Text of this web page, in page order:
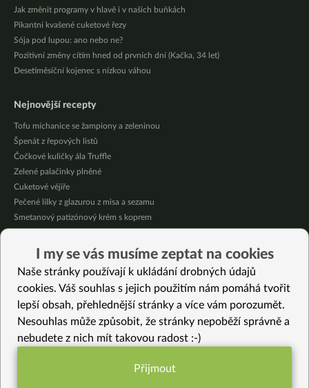
Jak změnit programy v hlavě i v našich buňkách
Pikantní kvašené cuketové řezy
Sója pod lupou: ano nebo ne?
Pozitivní změny cítím hned od prvních dní (Kačka, 34 let)
Desetiměsíční kojenec s nízkou váhou
Nejnovější recepty
Tofu míchanice se žampiony a zeleninou
Špenát z řepových listů
Čočkové kuličky ála Truffle
Zelené palačinky plněné
Cuketové vějíře
Pečené lilky z glazurou z misa a sezamu
Smetanový patizónový krém s koprem
Pikantní mexická kukuřice se “sýrovou” omáčkou
Citrónové jablečné muffiny se sójovou šlehačkou
Našlehaná “bramborová” kaše z jáhel. K nerozeznání od klasické!
Tříbarevný pohár s borůvkami, vanilkou a mangem
Zázvorové jáhly s dýní
I my se vás musíme zeptat na cookies
Naše stránky používají k ukládání drobných údajů
cookies. Váš souhlas s jejich použitím nám pomáhá tvořit
lepší obsah, přehlednější stránky a více vám porozumět.
Nesouhlas může způsobit, že stránky nepoběží správně a
nebudete z nich mít takovou radost :-)
Funkční nastavení potřebujeme (vždy
Přijmout